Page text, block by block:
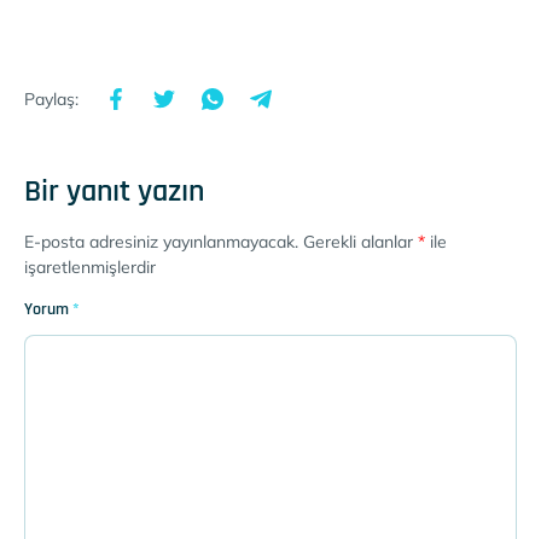
Paylaş:
Bir yanıt yazın
E-posta adresiniz yayınlanmayacak. Gerekli alanlar * ile
işaretlenmişlerdir
Yorum*